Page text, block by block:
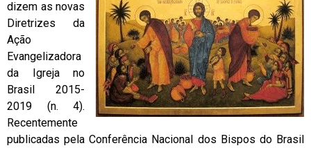
dizem as novas
Diretrizes da
Ação
Evangelizadora
da Igreja no
Brasil 2015-
2019 (n. 4).
Recentemente
publicadas pela Conferência Nacional dos Bispos do Brasil